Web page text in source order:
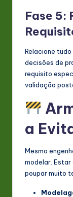
Fase 5:
Relacione
decisões de
requisito
validação
a
Mesmo
modelar. Estar
poupar muito